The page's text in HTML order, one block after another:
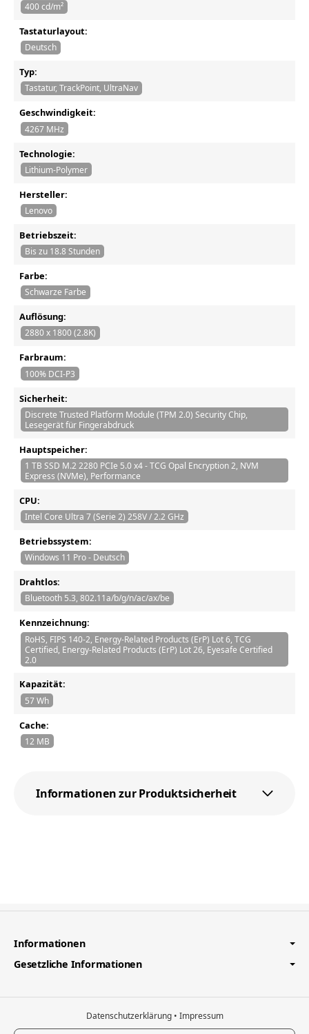
400 cd/m²
Tastaturlayout:
Deutsch
Typ:
Tastatur, TrackPoint, UltraNav
Geschwindigkeit:
4267 MHz
Technologie:
Lithium-Polymer
Hersteller:
Lenovo
Betriebszeit:
Bis zu 18.8 Stunden
Farbe:
Schwarze Farbe
Auflösung:
2880 x 1800 (2.8K)
Farbraum:
100% DCI-P3
Sicherheit:
Discrete Trusted Platform Module (TPM 2.0) Security Chip,
Lesegerät für Fingerabdruck
Hauptspeicher:
1 TB SSD M.2 2280 PCIe 5.0 x4 - TCG Opal Encryption 2, NVM
Express (NVMe), Performance
CPU:
Intel Core Ultra 7 (Serie 2) 258V / 2.2 GHz
Betriebssystem:
Windows 11 Pro - Deutsch
Drahtlos:
Bluetooth 5.3, 802.11a/b/g/n/ac/ax/be
Kennzeichnung:
RoHS, FIPS 140-2, Energy-Related Products (ErP) Lot 6, TCG
Certified, Energy-Related Products (ErP) Lot 26, Eyesafe Certified
2.0
Kapazität:
57 Wh
Cache:
12 MB
Informationen zur Produktsicherheit
Informationen
Gesetzliche Informationen
Datenschutzerklärung • Impressum